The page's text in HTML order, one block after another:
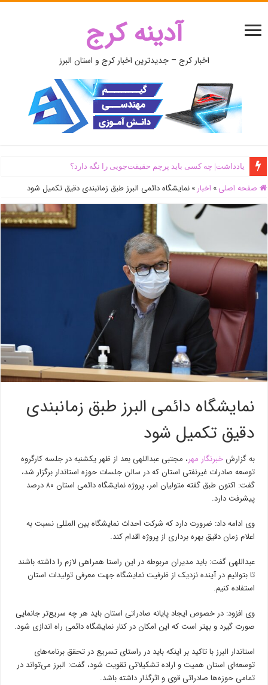
آدینه کرج
اخبار کرج – جدیدترین اخبار کرج و استان البرز
یادداشت| ‌چه کسی باید پرچم حقیقت‌جویی را نگه دارد؟
صفحه اصلی » اخبار » نمایشگاه دائمی البرز طبق زمانبندی دقیق تکمیل شود
نمایشگاه دائمی البرز طبق زمانبندی
دقیق تکمیل شود
به گزارشخبرنگار مهر، مجتبی عبداللهی بعد از ظهر یکشنبه در جلسه کارگروه
توسعه صادرات غیرنفتی استان که در سالن جلسات حوزه استاندار برگزار شد،
گفت: اکنون طبق گفته متولیان امر، پروژه نمایشگاه دائمی استان ۸۰ درصد
پیشرفت دارد.
وی ادامه داد: ضرورت دارد که شرکت احداث نمایشگاه بین المللینسبت به
اعلام زمان دقیق بهره برداری از پروژه اقدام کند.
عبداللهی گفت: باید مدیران مربوطه در این راستا همراهی لازم را داشته باشند
تا بتوانیم در آینده نزدیک از ظرفیت نمایشگاه جهت معرفی تولیدات استان
استفاده کنیم.
وی افزود: در خصوص ایجاد پایانه صادراتی استان باید هر چه سریع‌تر جانمایی
صورت گیرد و بهتر است که این امکان در کنار نمایشگاه دائمی راه اندازی شود.
استاندار البرز با تاکید بر اینکه باید در راستای تسریع در تحقق برنامه‌های
توسعه‌ای استان همیتو اراده تشکیلاتی تقویت شود، گفت: البرز می‌تواند در
تمامی حوزه‌ها صادراتی قوی و اثرگذار داشته باشد.